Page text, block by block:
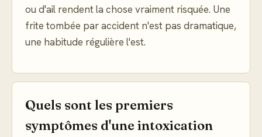
ou d'ail rendent la chose vraiment risquée. Une
frite tombée par accident n'est pas dramatique,
une habitude régulière l'est.
Quels sont les premiers
symptômes d'une intoxication